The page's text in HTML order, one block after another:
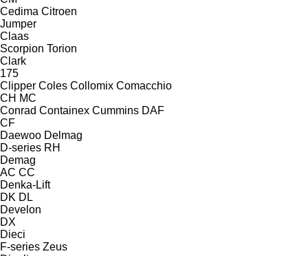
Cedima Citroen
Jumper
Claas
Scorpion Torion
Clark
175
Clipper Coles Collomix Comacchio
CH MC
Conrad Containex Cummins DAF
CF
Daewoo Delmag
D-series RH
Demag
AC CC
Denka-Lift
DK DL
Develon
DX
Dieci
F-series Zeus